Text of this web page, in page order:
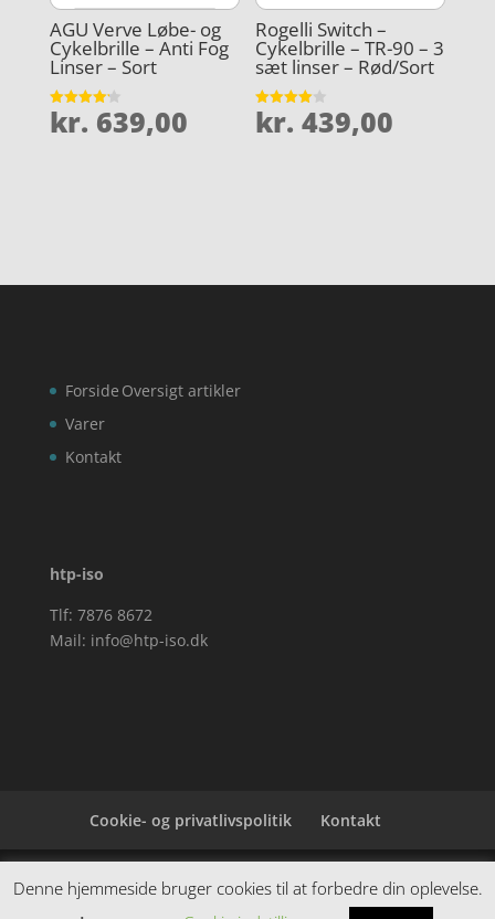
AGU Verve Løbe- og
Cykelbrille – Anti Fog
Linser – Sort
Vurderet
4.2
kr. 639,00
Rogelli Switch –
Cykelbrille – TR-90 – 3
sæt linser – Rød/Sort
Vurderet
4
kr. 439,00
Forside
Varer
Kontakt
Oversigt artikler
htp-iso
Tlf: 7876 8672
Mail: info@htp-iso.dk
Cookie- og privatlivspolitik Kontakt
Denne hjemmeside samler et bredt udvalg af
spændende varer. Siden er et affiiliatesite, og nogle
Denne hjemmeside bruger cookies til at forbedre din oplevelse.